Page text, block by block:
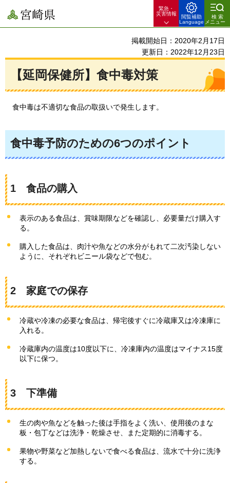
宮崎県
緊急・
災害情報
閲覧補助
Language
検索
メニュー
掲載開始日：2020年2月17日
更新日：2022年12月23日
【延岡保健所】食中毒対策
食中毒は不適切な食品の取扱いで発生します。
食中毒予防のための6つのポイント
1 食品の購入
表示のある食品は、賞味期限などを確認し、必要量だけ購入す
る。
購入した食品は、肉汁や魚などの水分がもれて二次汚染しない
ように、それぞれビニール袋などで包む。
2 家庭での保存
冷蔵や冷凍の必要な食品は、帰宅後すぐに冷蔵庫又は冷凍庫に
入れる。
冷蔵庫内の温度は10度以下に、冷凍庫内の温度はマイナス15度
以下に保つ。
3 下準備
生の肉や魚などを触った後は手指をよく洗い、使用後のまな
板・包丁などは洗浄・乾燥させ、また定期的に消毒する。
果物や野菜など加熱しないで食べる食品は、流水で十分に洗浄
する。